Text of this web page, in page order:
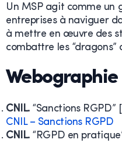
Un MSP agit comme un
entreprises à naviguer
à mettre en œuvre des
combattre les
Webographie
CNIL.“Sanctions RGPD”
CNIL – Sanctions RGPD
CNIL.“RGPD en